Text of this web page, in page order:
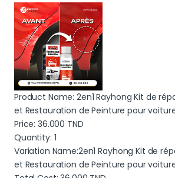
Product Name: 2en1 Rayhong Kit de
et Restauration de Peinture pour
Price:36.000 TND
Quantity: 1
Variation Name:2en1 Rayhong Kit de
et Restauration de Peinture pour